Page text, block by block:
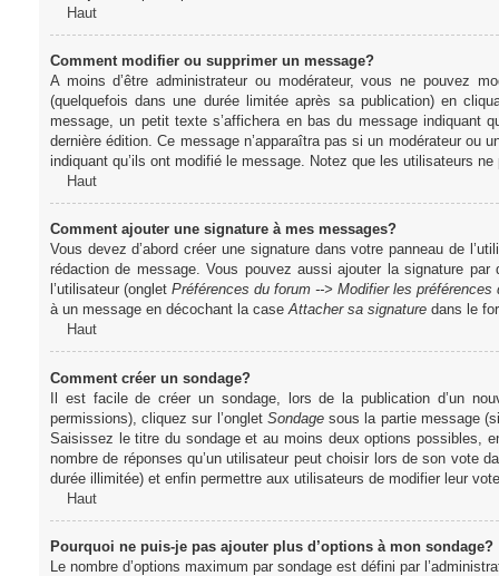
Haut
Comment modifier ou supprimer un message?
A moins d’être administrateur ou modérateur, vous ne pouvez
(quelquefois dans une durée limitée après sa publication) en
message, un petit texte s’affichera en bas du message indiquant
dernière édition. Ce message n’apparaîtra pas si un modérateur
indiquant qu’ils ont modifié le message. Notez que les utilisateurs
Haut
Comment ajouter une signature à mes messages?
Vous devez d’abord créer une signature dans votre panneau de
rédaction de message. Vous pouvez aussi ajouter la signature
l’utilisateur (onglet Préférences du forum --> Modifier les préférences
à un message en décochant la caseAttacher sa signaturedans le
Haut
Comment créer un sondage?
Il est facile de créer un sondage, lors de la publication d’un
permissions), cliquez sur l’onglet Sondagesous la partie message
Saisissez le titre du sondage et au moins deux options possibles,
nombre de réponses qu’un utilisateur peut choisir lors de son vote
durée illimitée) et enfin permettre aux utilisateurs de modifier leur
Haut
Pourquoi ne puis-je pas ajouter plus d’options à mon sondage?
Le nombre d’options maximum par sondage est défini par